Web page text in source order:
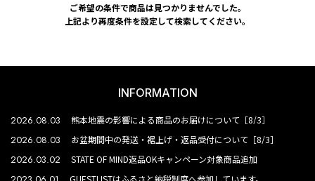
ご希望の条件で商品は見つかりませんでした。
上記より再度条件を設定して検索してください。
INFORMATION
2026.08.03 熊本地震の影響による商品のお届けについて［8/3］
2026.08.03 お盆期間中の発送・裾上げ・返品受付について［8/3］
2026.03.02 STATE OF MIND返品OKキャンペーン対象商品追加
GUESTLISTはふるさと納税制度へ参加しています。